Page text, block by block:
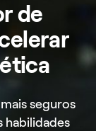
de
seguros
habilidades